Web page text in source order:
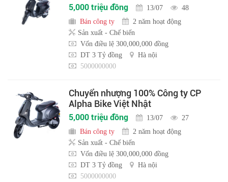
5,000 triệu đồng 13/07
48
Bán công ty
2 năm hoạt động
Sản xuất - Chế biến
Vốn điều lệ 300,000,000 đồng
DT 3 Tỷ đồng
Hà nội
5000000000
Chuyển nhượng 100% Công ty CP
Alpha Bike Việt Nhật
5,000 triệu đồng 13/07
27
Bán công ty
2 năm hoạt động
Sản xuất - Chế biến
Vốn điều lệ 300,000,000 đồng
DT 3 Tỷ đồng
Hà nội
5000000000